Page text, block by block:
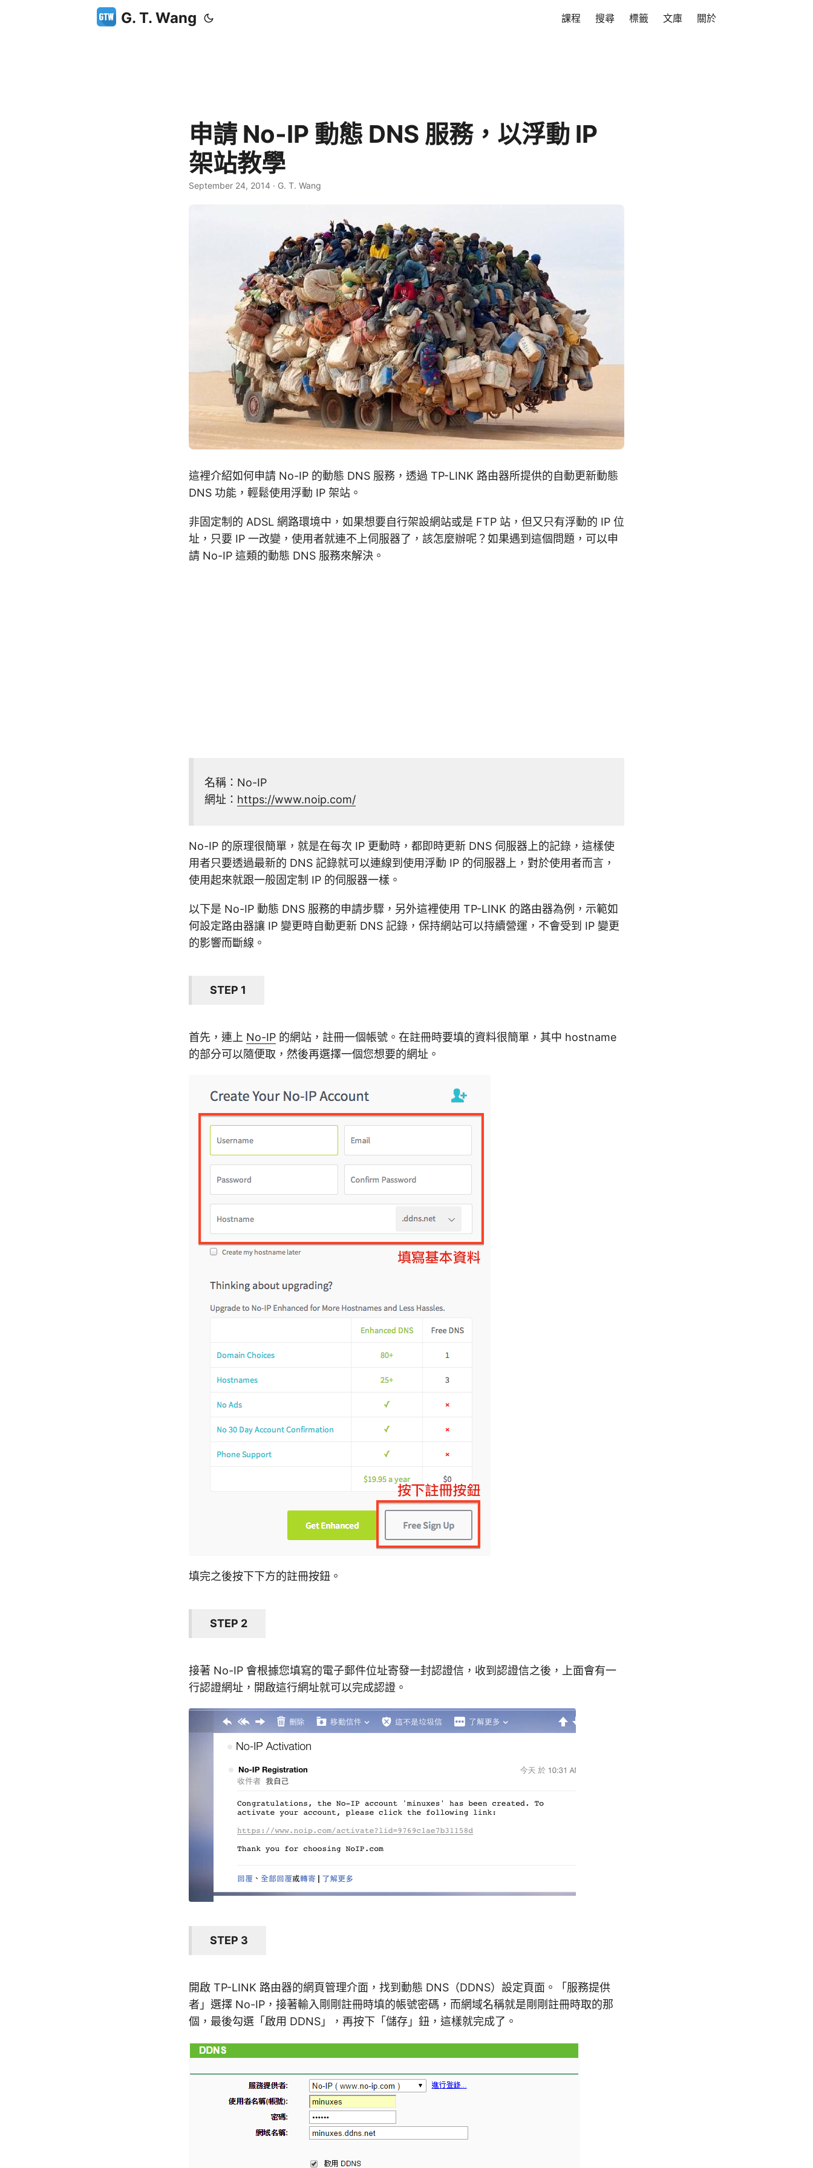
G. T. Wang 課程 搜尋 標籤 文庫 關於
申請 No-IP 動態 DNS 服務，以浮動 IP
架站教學
September 24, 2014 · G. T. Wang
這裡介紹如何申請 No-IP 的動態 DNS 服務，透過 TP-LINK 路由器所提供的自動更新動態
DNS 功能，輕鬆使用浮動 IP 架站。
非固定制的 ADSL 網路環境中，如果想要自行架設網站或是 FTP 站，但又只有浮動的 IP 位
址，只要 IP 一改變，使用者就連不上伺服器了，該怎麼辦呢？如果遇到這個問題，可以申
請 No-IP 這類的動態 DNS 服務來解決。
名稱：No-IP
網址： https://www.noip.com/
No-IP 的原理很簡單，就是在每次 IP 更動時，都即時更新 DNS 伺服器上的記錄，這樣使
用者只要透過最新的 DNS 記錄就可以連線到使用浮動 IP 的伺服器上，對於使用者而言，
使用起來就跟一般固定制 IP 的伺服器一樣。
以下是 No-IP 動態 DNS 服務的申請步驟，另外這裡使用 TP-LINK 的路由器為例，示範如
何設定路由器讓 IP 變更時自動更新 DNS 記錄，保持網站可以持續營運，不會受到 IP 變更
的影響而斷線。
STEP 1
首先，連上 No-IP 的網站，註冊一個帳號。在註冊時要填的資料很簡單，其中 hostname
的部分可以隨便取，然後再選擇一個您想要的網址。
填完之後按下下方的註冊按鈕。
STEP 2
接著 No-IP 會根據您填寫的電子郵件位址寄發一封認證信，收到認證信之後，上面會有一
行認證網址，開啟這行網址就可以完成認證。
STEP 3
開啟 TP-LINK 路由器的網頁管理介面，找到動態 DNS（DDNS）設定頁面。「服務提供
者」選擇 No-IP，接著輸入剛剛註冊時填的帳號密碼，而網域名稱就是剛剛註冊時取的那
個，最後勾選「啟用 DDNS」，再按下「儲存」鈕，這樣就完成了。